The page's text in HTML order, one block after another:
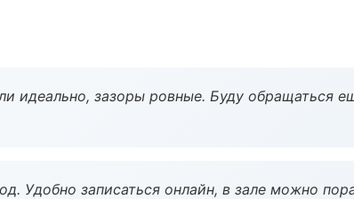
идеально, зазоры ровные. Буду обращаться
Удобно записаться онлайн, в зале можно